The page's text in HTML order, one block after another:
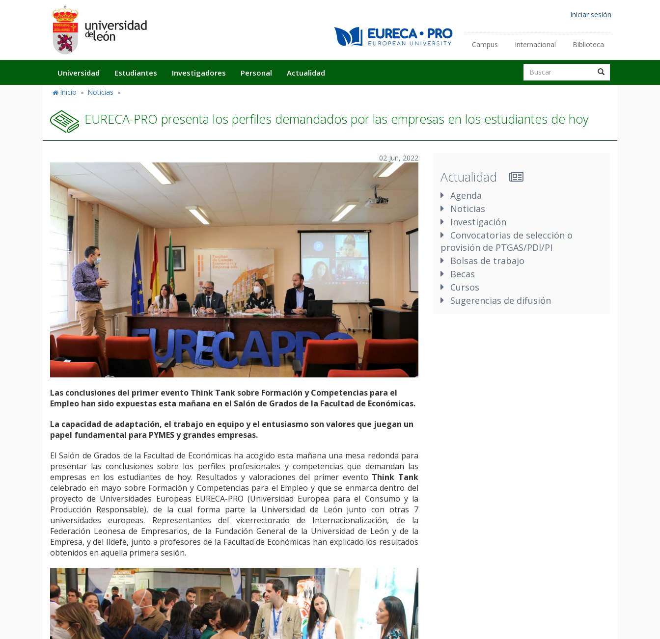
Menú
cuenta
de
usuario
Iniciar sesión
Enlaces
secundarios
Campus Internacional Biblioteca
Buscar
Buscar Buscar
Navegación
principal
Universidad Estudiantes Investigadores Personal Actualidad
Inicio Noticias
EURECA-PRO presenta los perfiles demandados por las empresas en los estudiantes de hoy
02 Jun, 2022
Las conclusiones del primer evento Think Tank sobre Formación y Competencias para el
Empleo han sido expuestas esta mañana en el Salón de Grados de la Facultad de Económicas.
La capacidad de adaptación, el trabajo en equipo y el entusiasmo son valores que juegan un
papel fundamental para PYMES y grandes empresas.
El Salón de Grados de la Facultad de Económicas ha acogido esta mañana una mesa redonda para
presentar las conclusiones sobre los perfiles profesionales y competencias que demandan las
empresas en los estudiantes de hoy. Resultados y valoraciones del primer evento Think Tank
celebrado en mayo sobre Formación y Competencias para el Empleo y que se enmarca dentro del
proyecto de Universidades Europeas EURECA-PRO (Universidad Europea para el Consumo y la
Producción Responsable), de la cual forma parte la Universidad de León junto con otras 7
universidades europeas. Representantes del vicerrectorado de Internacionalización, de la
Federación Leonesa de Empresarios, de la Fundación General de la Universidad de León y de la
Empresa, y del Ildefe, junto a profesores de la Facultad de Económicas han explicado los resultados
obtenidos en aquella primera sesión.
Actualidad
Agenda
Noticias
Investigación
Convocatorias de selección o
provisión de PTGAS/PDI/PI
Bolsas de trabajo
Becas
Cursos
Sugerencias de difusión